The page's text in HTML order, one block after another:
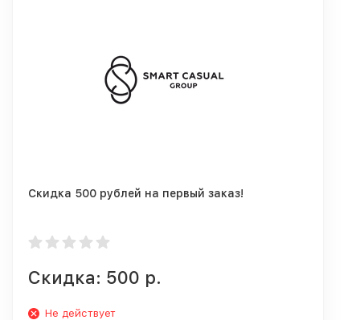
Скидка 500 рублей на первый заказ!
Скидка: 500 р.
Не действует